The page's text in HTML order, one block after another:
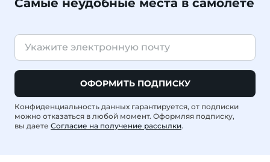
ОФОРМИТЬ ПОДПИСКУ
Конфиденциальность данных гарантируется, от подписки
можно отказаться в любой момент. Оформляя подписку,
вы даете Согласие на получение рассылки.